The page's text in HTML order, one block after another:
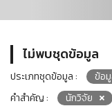
ไม่พบชุดข้อมูล
ประเภทชุดข้อมูล :
ข้อ
คำสำคัญ :
นักวิจัย